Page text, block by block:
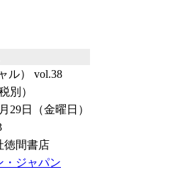
ル） vol.38
別）
29日（金曜日）
徳間書店
・ジャパン